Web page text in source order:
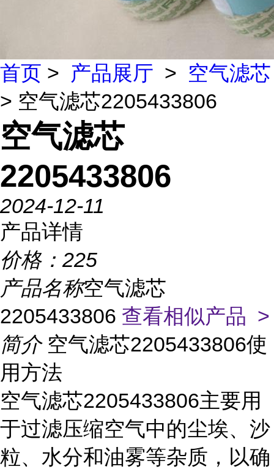
首页 > 产品展厅 > 空气滤芯
> 空气滤芯2205433806
空气滤芯
2205433806
2024-12-11
产品详情
价格： 225
产品名称空气滤芯
2205433806 查看相似产品 >
简介 空气滤芯2205433806使
用方法
空气滤芯2205433806主要用
于过滤压缩空气中的尘埃、沙
粒、水分和油雾等杂质，以确